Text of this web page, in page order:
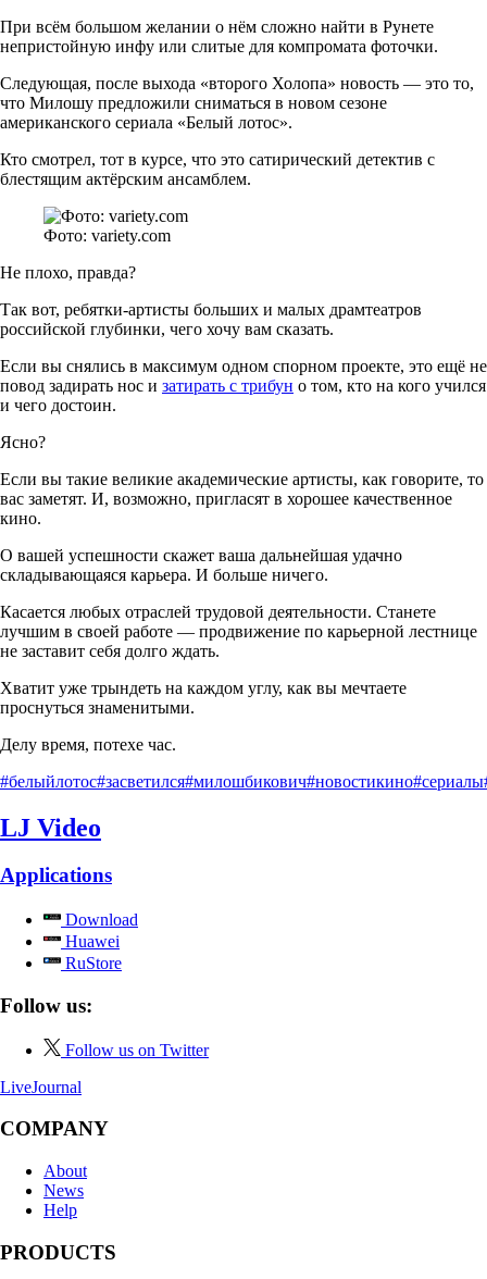
При всём большом желании о нём сложно найти в Рунете
непристойную инфу или слитые для компромата фоточки.
Следующая, после выхода «второго Холопа» новость — это то,
что Милошу предложили сниматься в новом сезоне
американского сериала «Белый лотос».
Кто смотрел, тот в курсе, что это сатирический детектив с
блестящим актёрским ансамблем.
Фото: variety.com
Не плохо, правда?
Так вот, ребятки-артисты больших и малых драмтеатров
российской глубинки, чего хочу вам сказать.
Если вы снялись в максимум одном спорном проекте, это ещё не
повод задирать нос и затирать с трибун о том, кто на кого учился
и чего достоин.
Ясно?
Если вы такие великие академические артисты, как говорите, то
вас заметят. И, возможно, пригласят в хорошее качественное
кино.
О вашей успешности скажет ваша дальнейшая удачно
складывающаяся карьера. И больше ничего.
Касается любых отраслей трудовой деятельности. Станете
лучшим в своей работе — продвижение по карьерной лестнице
не заставит себя долго ждать.
Хватит уже трындеть на каждом углу, как вы мечтаете
проснуться знаменитыми.
Делу время, потехе час.
#белыйлотос#засветился#милошбикович#новостикино#сериалы
LJ Video
Applications
Download
Huawei
RuStore
Follow us:
Follow us on Twitter
LiveJournal
COMPANY
About
News
Help
PRODUCTS